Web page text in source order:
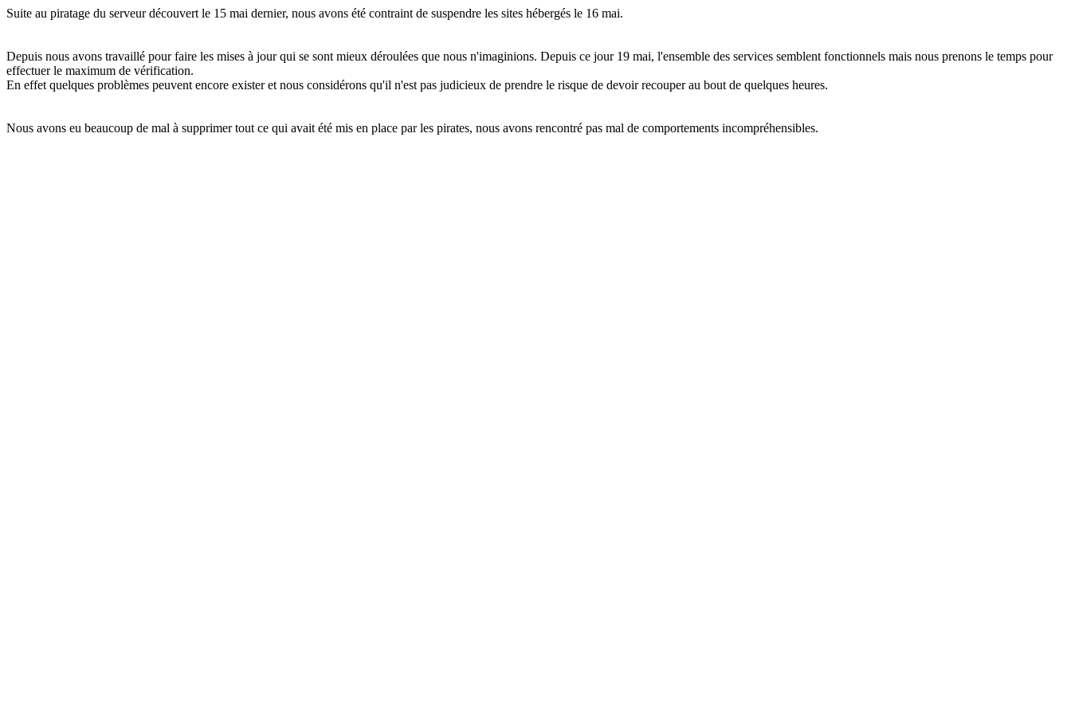
Suite au piratage du serveur découvert le 15 mai dernier, nous avons été contraint de suspendre les sites hébergés le 16 mai.
Depuis nous avons travaillé pour faire les mises à jour qui se sont mieux déroulées que nous n'imaginions. Depuis ce jour 19 mai, l'ensemble des services semblent fonctionnels mais nous prenons le temps pour
effectuer le maximum de vérification.
En effet quelques problèmes peuvent encore exister et nous considérons qu'il n'est pas judicieux de prendre le risque de devoir recouper au bout de quelques heures.
Nous avons eu beaucoup de mal à supprimer tout ce qui avait été mis en place par les pirates, nous avons rencontré pas mal de comportements incompréhensibles.